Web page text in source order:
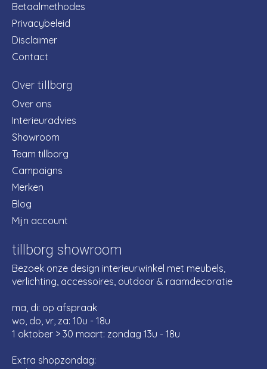
Betaalmethodes
Privacybeleid
Disclaimer
Contact
Over tillborg
Over ons
Interieuradvies
Showroom
Team tillborg
Campaigns
Merken
Blog
Mijn account
tillborg showroom
Bezoek onze design interieurwinkel met meubels,
verlichting, accessoires, outdoor & raamdecoratie
ma, di: op afspraak
wo, do, vr, za: 10u - 18u
1 oktober > 30 maart: zondag 13u - 18u
Extra shopzondag: